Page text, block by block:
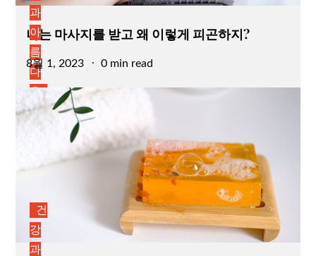
과
아
름
다
나는 마사지를 받고 왜 이렇게 피곤하지?
Posted
on
8월 1, 2023 0 min read
건
강
과